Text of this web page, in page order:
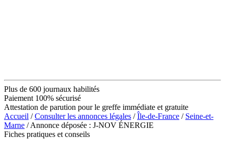
Plus de 600 journaux habilités
Paiement 100% sécurisé
Attestation de parution pour le greffe immédiate et gratuite
Accueil /Consulter les annonces légales /Île-de-France / Seine-et-
Marne / Annonce déposée : J-NOV ÉNERGIE
Fiches pratiques et conseils